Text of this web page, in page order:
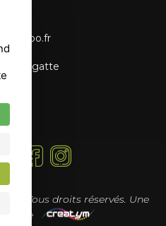
Langatte
Tous droits réservés. Une